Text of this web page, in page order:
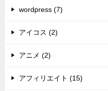
wordpress (7)
アイコス (2)
アニメ (2)
アフィリエイト (15)